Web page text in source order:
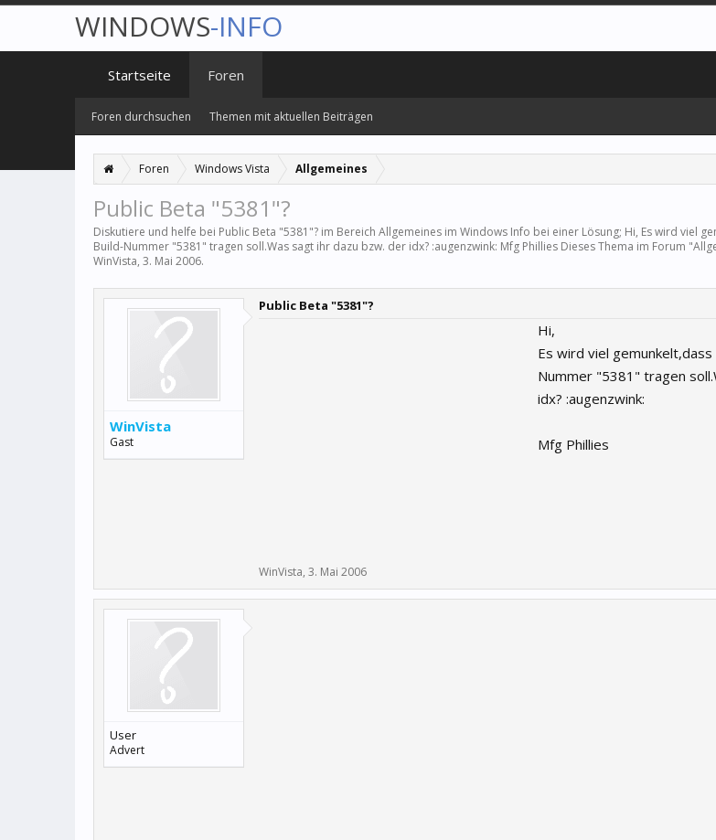
Foren Windows Vista Allgemeines
Public Beta "5381"?
Diskutiere und helfe bei Public Beta "5381"? im Bereich Allgemeines im Windows Info bei einer Lösung; Hi, Es wird viel
Build-Nummer "5381" tragen soll.Was sagt ihr dazu bzw. der idx? :augenzwink: Mfg Phillies Dieses Thema im Forum "
WinVista, 3. Mai 2006.
WinVista
Gast
Public Beta "5381"?
Hi,
Es wird viel
Nummer "5381" tragen
idx? :augenzwink:
Mfg Phillies
WinVista, 3. Mai 2006
User
Advert
WINDOWS-INFO
Startseite Foren
Foren durchsuchen Themen mit aktuellen Beiträgen